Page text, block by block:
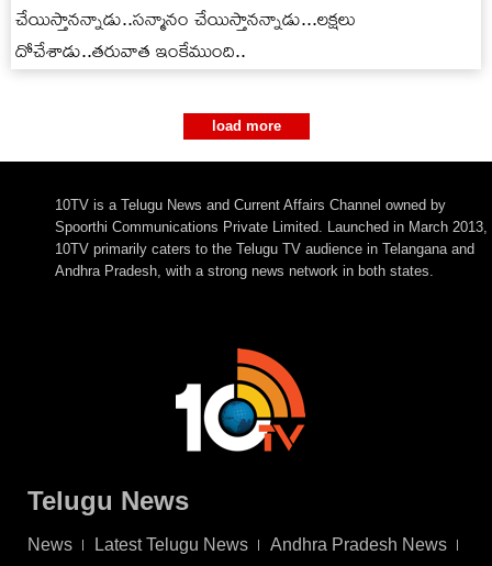
చేయిస్తానన్నాడు..సన్మానం చేయిస్తానన్నాడు...లక్షలు
దోచేశాడు..తరువాత ఇంకేముంది..
load more
10TV is a Telugu News and Current Affairs Channel owned by
Spoorthi Communications Private Limited. Launched in March 2013,
10TV primarily caters to the Telugu TV audience in Telangana and
Andhra Pradesh, with a strong news network in both states.
Telugu News
News Latest Telugu News
Andhra Pradesh News